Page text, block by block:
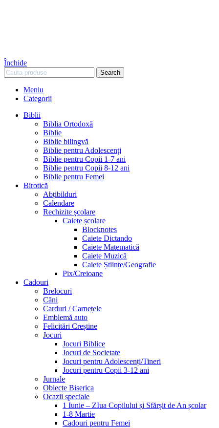
Închide
Search
Meniu
Categorii
Biblii
Biblia Ortodoxă
Biblie
Biblie bilingvă
Biblie pentru Adolescenți
Biblie pentru Copii 1-7 ani
Biblie pentru Copii 8-12 ani
Biblie pentru Femei
Birotică
Abțibilduri
Calendare
Rechizite școlare
Caiete școlare
Blocknotes
Caiete Dictando
Caiete Matematică
Caiete Muzică
Caiete Științe/Geografie
Pix/Creioane
Cadouri
Brelocuri
Căni
Carduri / Carnețele
Emblemă auto
Felicitări Creștine
Jocuri
Jocuri Biblice
Jocuri de Societate
Jocuri pentru Adolescenți/Tineri
Jocuri pentru Copii 3-12 ani
Jurnale
Obiecte Biserica
Ocazii speciale
1 Iunie – ZIua Copilului și Sfărșit de An școlar
1-8 Martie
Cadouri pentru Femei